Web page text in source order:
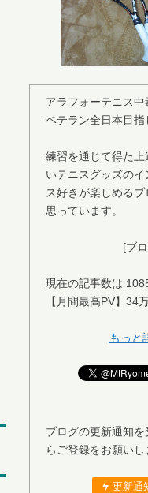
アラフォーテニス中
ベテラン全日本目指
練習を通じて得た
いテニスグッズの
ス好きが楽しめる
思っています。
[ブ
現在の記事数は
【月間最高PV】34
もっと
ブログの更新通知
らご登録をお願いし
更新通